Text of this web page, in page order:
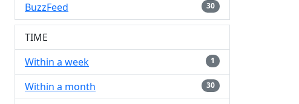
BuzzFeed 30
TIME
Within a week
1
Within a month 30